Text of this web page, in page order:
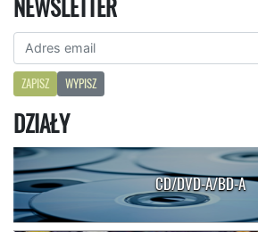
NEWSLETTER
ZAPISZ WYPISZ
DZIAŁY
CD/DVD-A/BD-A